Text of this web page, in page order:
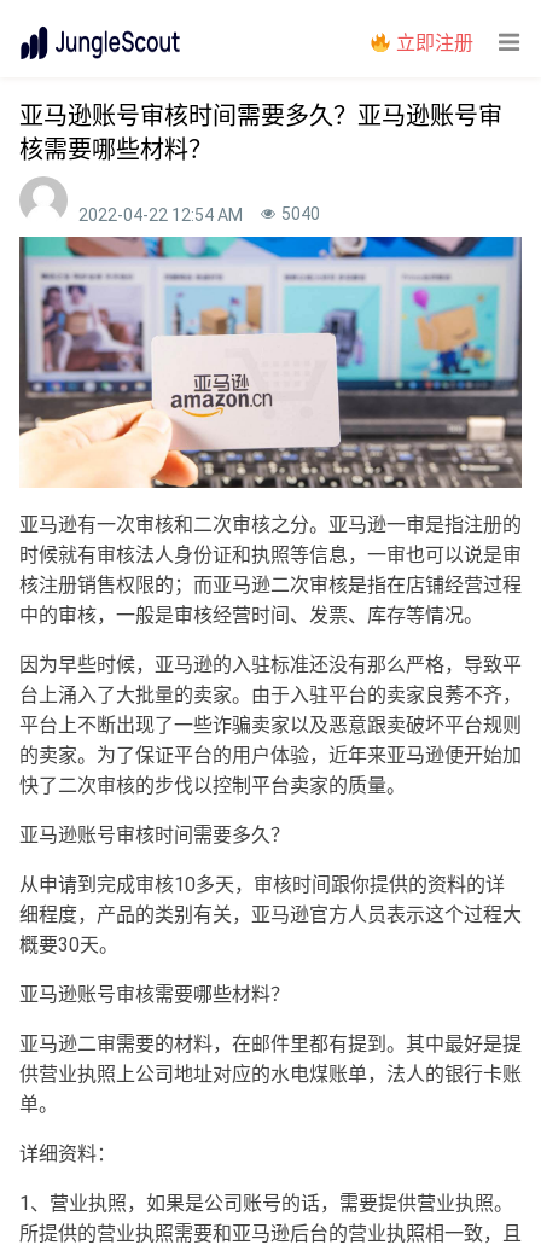
立即注册
亚马逊账号审核时间需要多久？亚马逊账号审
核需要哪些材料？
2022-04-22 12:54 AM 5040
亚马逊有一次审核和二次审核之分。亚马逊一审是指注册的
时候就有审核法人身份证和执照等信息，一审也可以说是审
核注册销售权限的；而亚马逊二次审核是指在店铺经营过程
中的审核，一般是审核经营时间、发票、库存等情况。
因为早些时候，亚马逊的入驻标准还没有那么严格，导致平
台上涌入了大批量的卖家。由于入驻平台的卖家良莠不齐，
平台上不断出现了一些诈骗卖家以及恶意跟卖破坏平台规则
的卖家。为了保证平台的用户体验，近年来亚马逊便开始加
快了二次审核的步伐以控制平台卖家的质量。
亚马逊账号审核时间需要多久？
从申请到完成审核10多天，审核时间跟你提供的资料的详
细程度，产品的类别有关，亚马逊官方人员表示这个过程大
概要30天。
亚马逊账号审核需要哪些材料？
亚马逊二审需要的材料，在邮件里都有提到。其中最好是提
供营业执照上公司地址对应的水电煤账单，法人的银行卡账
单。
详细资料：
1、营业执照，如果是公司账号的话，需要提供营业执照。
所提供的营业执照需要和亚马逊后台的营业执照相一致，且